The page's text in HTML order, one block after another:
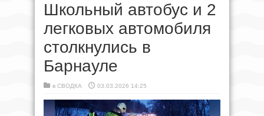
Школьный автобус и 2
легковых автомобиля
столкнулись в
Барнауле
в СВОДКА 03.03.2026 14:25